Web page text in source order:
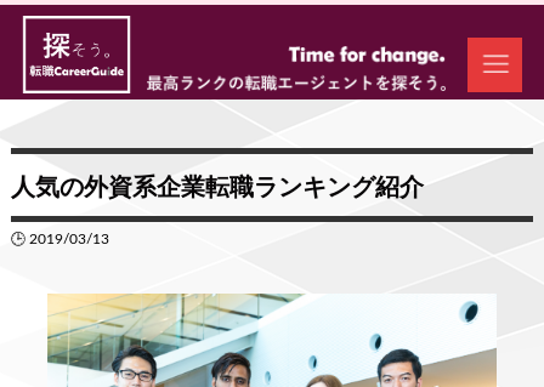
人気の外資系企業転職ランキング紹介
🕒 2019/03/13